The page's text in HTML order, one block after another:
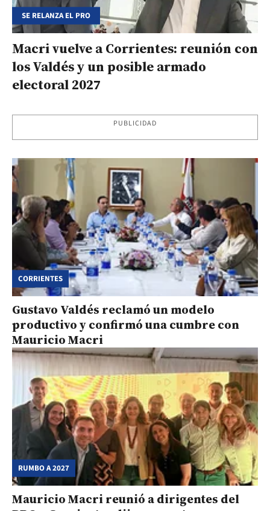
SE RELANZA EL PRO
Macri vuelve a Corrientes: reunión con
los Valdés y un posible armado
electoral 2027
PUBLICIDAD
CORRIENTES
Gustavo Valdés reclamó un modelo
productivo y confirmó una cumbre con
Mauricio Macri
RUMBO A 2027
Mauricio Macri reunió a dirigentes del